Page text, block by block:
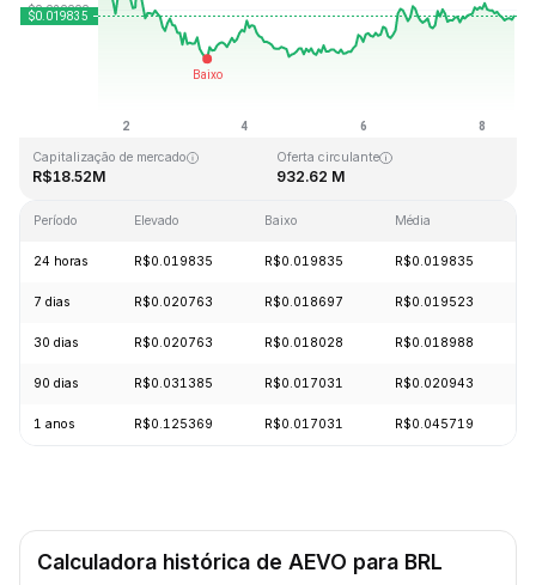
Última atualização: 2026-08-08, 13:03 GMT+0
R$0.016502
Capitalização de mercado
R$18.52M
Oferta circulante
932.62 M
Período Elevado Baixo Média
24 horas R$0.019835 R$0.019835 R$0.019835
7 dias R$0.020763 R$0.018697 R$0.019523
30 dias R$0.020763 R$0.018028 R$0.018988
90 dias R$0.031385 R$0.017031 R$0.020943
1 anos R$0.125369 R$0.017031 R$0.045719
Calculadora histórica de AEVO para BRL